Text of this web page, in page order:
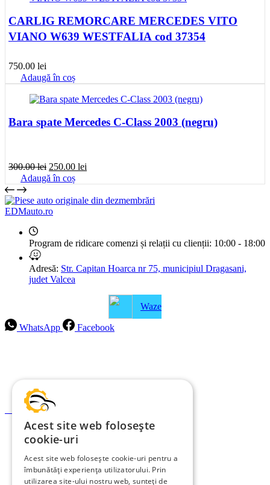
CARLIG REMORCARE MERCEDES VITO
VIANO W639 WESTFALIA cod 37354
750.00 lei
Adaugă în coș
Bara spate Mercedes C-Class 2003 (negru)
300.00lei Prețul
inițial
a
fost:
300.00 lei.
250.00 lei
este:
250.00 lei.
Adaugă în coș
EDMauto.ro
Program de ridicare comenzi și relații cu clienții: 10:00 - 18:00
Adresă: Str. Capitan Hoarca nr 75, municipiul Dragasani,
judet Valcea
Waze
WhatsApp
Facebook
Politica de ramburs și retur
Formular de retur
Garanții
Termeni și condiții
Acest site web folosește
cookie-uri
Acest site web folosește cookie-uri pentru a
îmbunătăți experiența utilizatorului. Prin
utilizarea site-ului nostru web, sunteți de